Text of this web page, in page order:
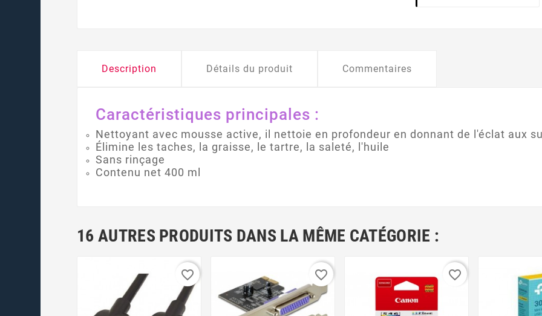
Description Détails du produit Commentaires
Caractéristiques principales :
Nettoyant avec mousse active, il nettoie en profondeur en donnant de l'éclat aux
Élimine les taches, la graisse, le tartre, la saleté, l'huile
Sans rinçage
Contenu net 400 ml
16 AUTRES PRODUITS DANS LA MÊME CATÉGORIE :
favorite_border favorite_border favorite_border